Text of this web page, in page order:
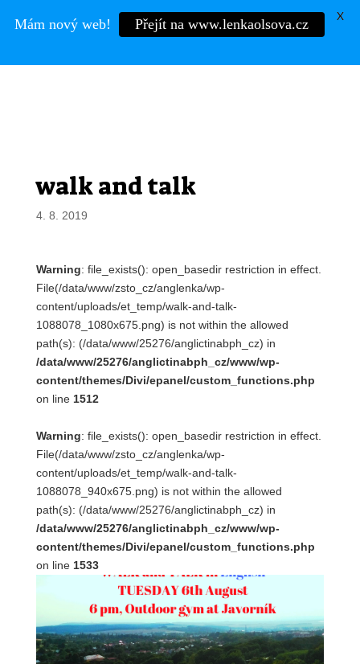
Mgr.LENKA OLŠOVÁ
walk and talk
4. 8. 2019
Warning: file_exists(): open_basedir restriction in effect.
File(/data/www/zsto_cz/anglenka/wp-
content/uploads/et_temp/walk-and-talk-
1088078_1080x675.png) is not within the allowed
path(s): (/data/www/25276/anglictinabph_cz) in
/data/www/25276/anglictinabph_cz/www/wp-
content/themes/Divi/epanel/custom_functions.php
on line 1512
Warning: file_exists(): open_basedir restriction in effect.
File(/data/www/zsto_cz/anglenka/wp-
content/uploads/et_temp/walk-and-talk-
1088078_940x675.png) is not within the allowed
path(s): (/data/www/25276/anglictinabph_cz) in
/data/www/25276/anglictinabph_cz/www/wp-
content/themes/Divi/epanel/custom_functions.php
on line 1533
Mám nový web! Přejít na www.lenkaolsova.cz
X